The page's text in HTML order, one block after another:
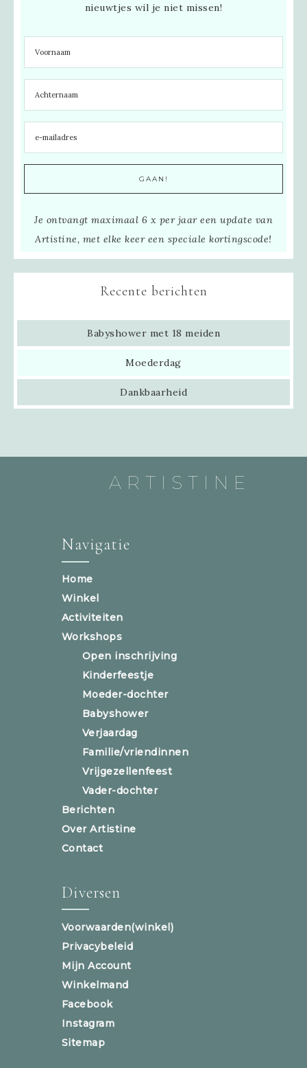
nieuwtjes wil je niet missen!
Je ontvangt maximaal 6 x per jaar een update van
Artistine, met elke keer een speciale kortingscode!
Recente berichten
Babyshower met 18 meiden
Moederdag
Dankbaarheid
ARTISTINE
Navigatie
Home
Winkel
Activiteiten
Workshops
Open inschrijving
Kinderfeestje
Moeder-dochter
Babyshower
Verjaardag
Familie/vriendinnen
Vrijgezellenfeest
Vader-dochter
Berichten
Over Artistine
Contact
Diversen
Voorwaarden(winkel)
Privacybeleid
Mijn Account
Winkelmand
Facebook
Instagram
Sitemap